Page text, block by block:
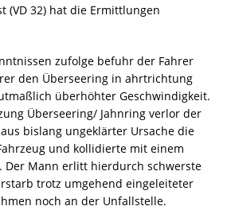
(VD 32) hat die Ermittlungen
zufolge befuhr der Fahrer
den Überseering in ahrtrichtung
überhöhter Geschwindigkeit.
Überseering/ Jahnring verlor der
bislang ungeklärter Ursache die
und kollidierte mit einem
Der Mann erlitt hierdurch schwerste
trotz umgehend eingeleiteter
noch an der Unfallstelle.